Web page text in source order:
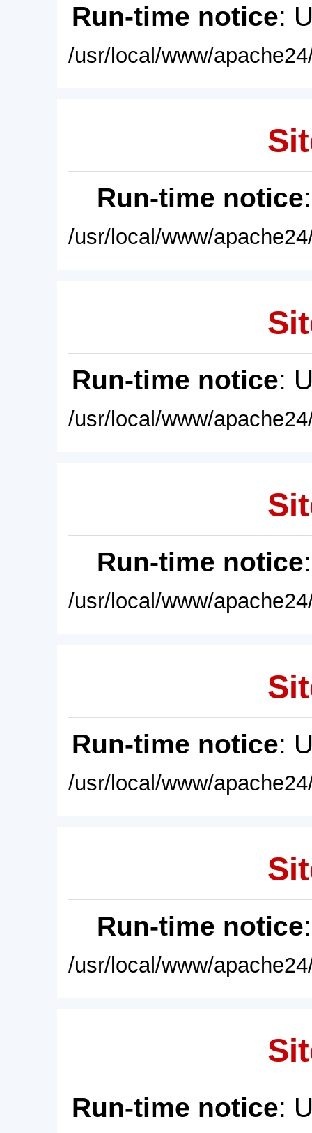
Run-time notice:
/usr/local/www/
Run-time notice
/usr/local/www/
Run-time notice:
/usr/local/www/
Run-time notice
/usr/local/www/
Run-time notice:
/usr/local/www/
Run-time notice
/usr/local/www/
Run-time notice: